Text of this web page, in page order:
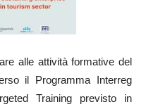
alle attività formative del
il Programma Interreg
Training previsto in